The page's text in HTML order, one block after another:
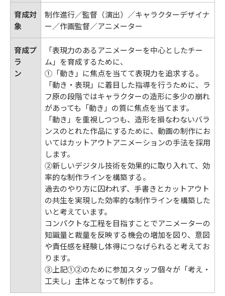
育成対
象
制作進行／監督（演出）／キャラクターデザイナ
ー／作画監督／アニメーター
育成プ
ラ
ン
「表現力のあるアニメーターを中心としたチー
ム」を育成するために、
①「動き」に焦点を当てて表現力を追求する。
「動き・表現」に着目した指導を行うために、ラ
フ原の段階ではキャラクターの造形に多少の崩れ
があっても「動き」の質に焦点を当てます。
「動き」を重視しつつも、造形を損なわないバラ
ンスのとれた作品にするために、動画の制作にお
いてはカットアウトアニメーションの手法を採用
します。
②新しいデジタル技術を効果的に取り入れて、効
率的な制作ラインを構築する。
過去のやり方に囚われず、手書きとカットアウト
の共生を実現した効率的な制作ラインを構築した
いと考えています。
コンパクトな工程を目指すことでアニメーターの
知識量と裁量を反映する機会の増加を図り、意図
や責任感を経験し体得につなげられると考えてお
ります。
③上記①②のために参加スタッフ個々が「考え・
工夫し」主体となって制作する。